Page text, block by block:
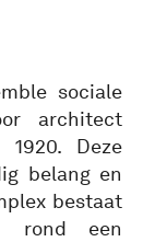
sociale
architect
Deze
belang en
bestaat
rond een